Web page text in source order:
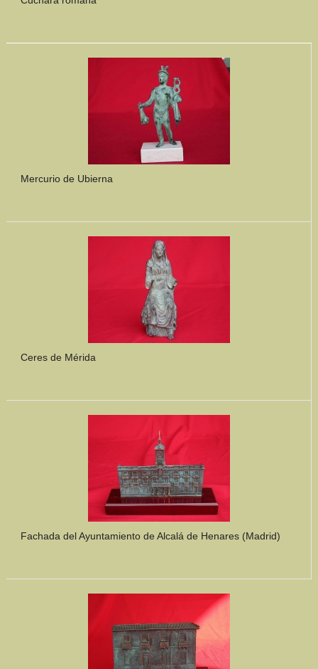
Mercurio de Ubierna
Ceres de Mérida
Fachada del Ayuntamiento de Alcalá de Henares (Madrid)